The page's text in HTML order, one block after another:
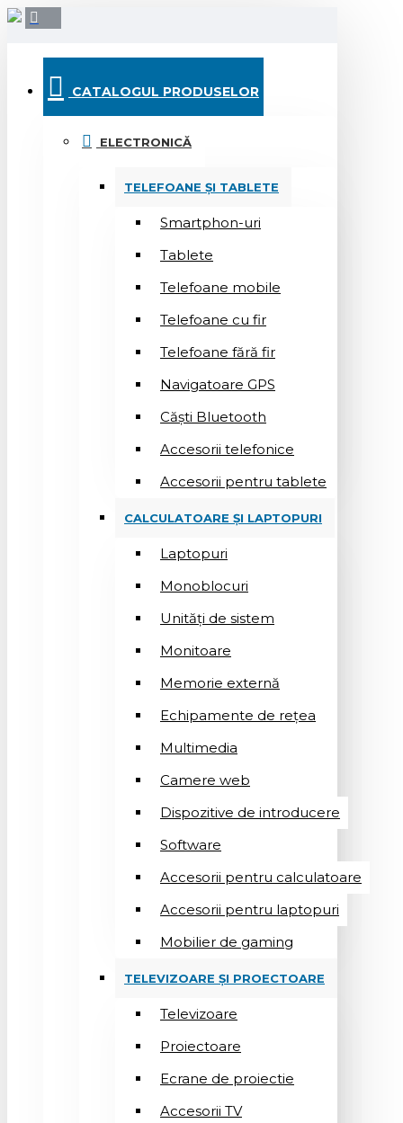
CATALOGUL PRODUSELOR
ELECTRONICĂ
TELEFOANE ȘI TABLETE
Smartphon-uri
Tablete
Telefoane mobile
Telefoane cu fir
Telefoane fără fir
Navigatoare GPS
Căști Bluetooth
Accesorii telefonice
Accesorii pentru tablete
CALCULATOARE ȘI LAPTOPURI
Laptopuri
Monoblocuri
Unități de sistem
Monitoare
Memorie externă
Echipamente de rețea
Multimedia
Camere web
Dispozitive de introducere
Software
Accesorii pentru calculatoare
Accesorii pentru laptopuri
Mobilier de gaming
TELEVIZOARE ȘI PROECTOARE
Televizoare
Proiectoare
Ecrane de proiectie
Accesorii TV